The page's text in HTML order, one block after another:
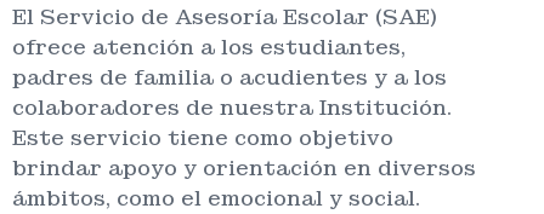
El Servicio de Asesoría Escolar (SAE)
ofrece atención a los estudiantes,
padres de familia o acudientes y a los
colaboradores de nuestra Institución.
Este servicio tiene como objetivo
brindar apoyo y orientación en diversos
ámbitos, como el emocional y social.